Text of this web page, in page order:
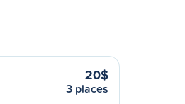
20$
3 places